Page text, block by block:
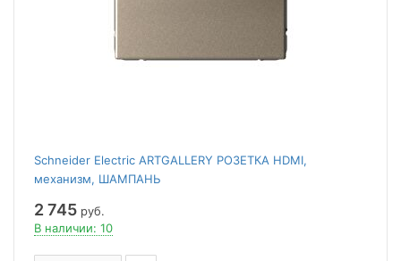
Schneider Electric ARTGALLERY РОЗЕТКА HDMI,
механизм, ШАМПАНЬ
2 745 руб.
В наличии: 10